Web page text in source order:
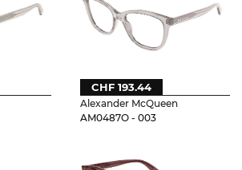
Alexander McQueen
AM0487O - 003
CHF 193.44